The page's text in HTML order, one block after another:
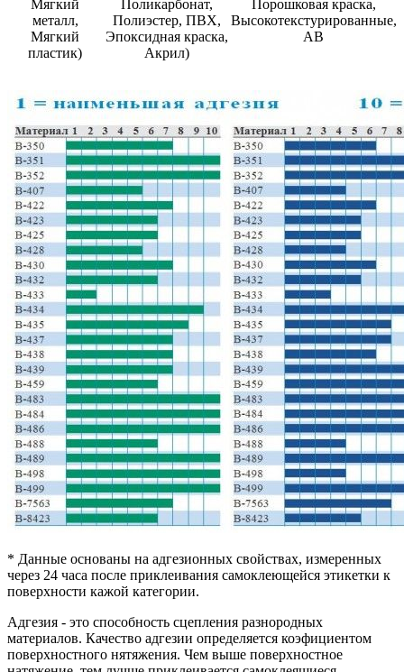
Мягкий
металл,
Мягкий
пластик)
Поликарбонат,
Полиэстер, ПВХ,
Эпоксидная краска,
Акрил)
Порошковая краска,
Высокотекстурированные,
AB
* Данные основаны на адгезионных свойствах, измеренных
через 24 часа после приклеивания самоклеющейся этикетки к
поверхности кажой категории.
Адгезия - это способность сцепления разнородных
материалов. Качество адгезии определяется коэфициентом
поверхностного нятяжения. Чем выше поверхностное